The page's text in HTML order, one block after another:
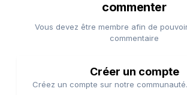
commenter
Vous devez être membre afin de
commentaire
Créer un compte
Créez un compte sur notre